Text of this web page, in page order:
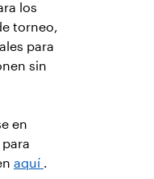
los
torneo,
para
sin
en
aquí .